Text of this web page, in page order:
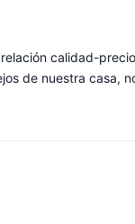
calidad-
de nuestra casa,